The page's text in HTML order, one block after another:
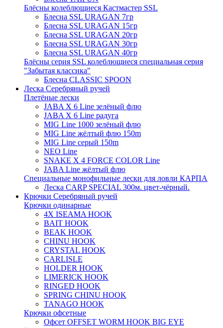
Блёсны колеблющиеся Кастмастер SSL
Блесна SSL URAGAN 7гр
Блесна SSL URAGAN 15гр
Блесна SSL URAGAN 20гр
Блесна SSL URAGAN 30гр
Блесна SSL URAGAN 40гр
Блёсны серия SSL колеблющиеся специальная серия
"Забытая классика"
Блесна CLASSIC SPOON
Леска Серебряный ручей
Плетёные лески
JABA X 6 Line зелёный флю
JABA X 6 Line радуга
MIG Line 1000 зелёный флю
MIG Line жёлтый флю 150m
MIG Line серый 150m
NEO Line
SNAKE X 4 FORCE COLOR Line
JABA Line жёлтый флю
Специальные монофильные лески для ловли КАРПА
Леска CARP SPECIAL 300м. цвет-чёрный.
Крючки Серебряный ручей
Крючки одинарные
4X ISEAMA HOOK
BAIT HOOK
BEAK HOOK
CHINU HOOK
CRYSTAL HOOK
CARLISLE
HOLDER HOOK
LIMERICK HOOK
RINGED HOOK
SPRING CHINU HOOK
TANAGO HOOK
Крючки офсетные
Офсет OFFSET WORM HOOK BIG EYE